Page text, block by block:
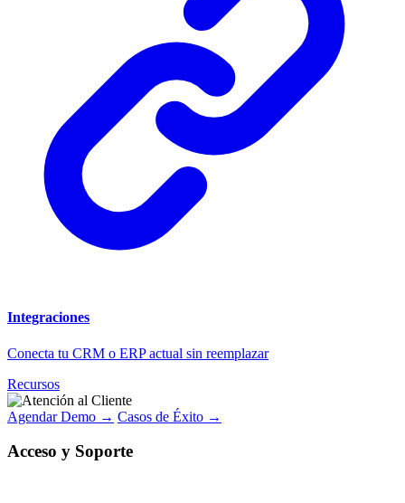
Integraciones
Conecta tu CRM o ERP actual sin reemplazar
Recursos
Agendar Demo → Casos de Éxito →
Acceso y Soporte